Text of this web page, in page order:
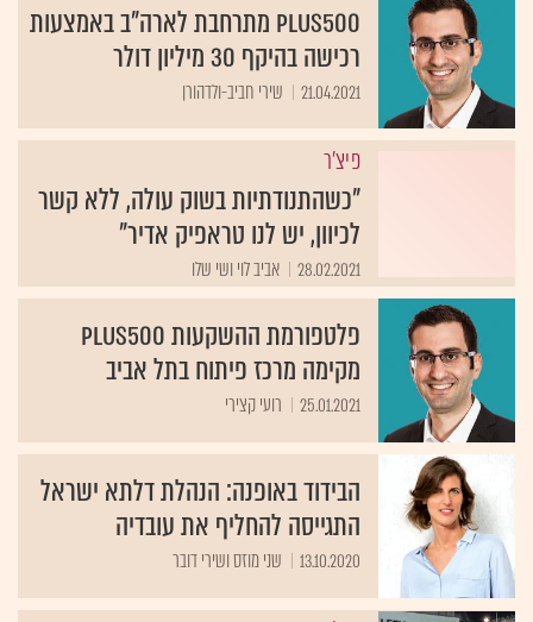
Plus500 מתרחבת לארה"ב באמצעות
רכישה בהיקף 30 מיליון דולר
21.04.2021 שירי חביב-ולדהורן
פיצ'ר
"כשהתנודתיות בשוק עולה, ללא קשר
לכיוון, יש לנו טראפיק אדיר"
28.02.2021 אביב לוי ושי שלו
פלטפורמת ההשקעות Plus500
מקימה מרכז פיתוח בתל אביב
25.01.2021 רועי קצירי
הבידוד באופנה: הנהלת דלתא ישראל
התגייסה להחליף את עובדיה
13.10.2020 שני מוזס ושירי דובר